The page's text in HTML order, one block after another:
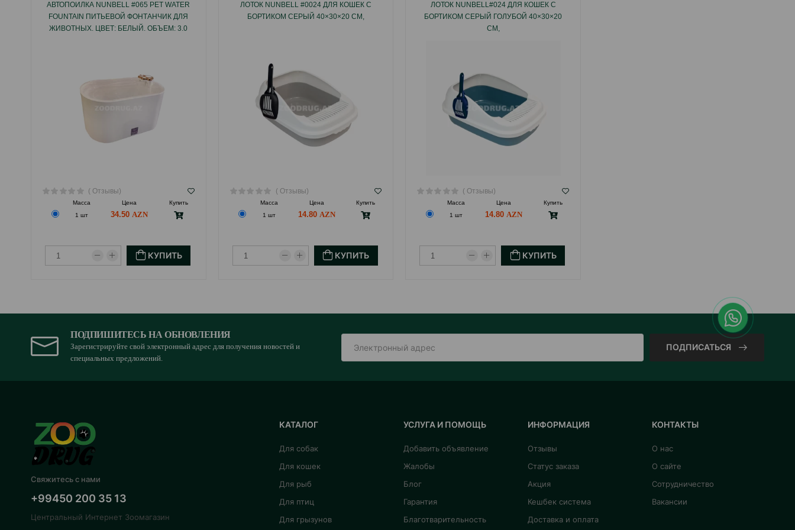
АВТОПОИЛКА NUNBELL #065 PET WATER
FOUNTAIN ПИТЬЕВОЙ ФОНТАНЧИК ДЛЯ
ЖИВОТНЫХ. ЦВЕТ: БЕЛЫЙ. ОБЪЕМ: 3.0
( Отзывы)
Масса Цена
Купить
1 шт
34.50
КУПИТЬ
ЛОТОК NUNBELL #0024 ДЛЯ КОШЕК С
БОРТИКОМ СЕРЫЙ 40×30×20 СМ,
( Отзывы)
Масса Цена
Купить
1 шт
14.80
КУПИТЬ
ЛОТОК NUNBELL#024 ДЛЯ КОШЕК С
БОРТИКОМ СЕРЫЙ ГОЛУБОЙ 40×30×20
СМ,
( Отзывы)
Масса Цена
Купить
1 шт
14.80
КУПИТЬ
ПОДПИШИТЕСЬ НА ОБНОВЛЕНИЯ
Зарегистрируйте свой электронный адрес для получения новостей и
специальных предложений.
ПОДПИСАТЬСЯ
Свяжитесь с нами
+99450 200 35 13
Центральный Интернет Зоомагазин
КАТАЛОГ
Для собак
Для кошек
Для рыб
Для птиц
Для грызунов
УСЛУГА И ПОМОЩЬ
Добавить объявление
Жалобы
Блог
Гарантия
Благотварительность
ИНФОРМАЦИЯ
Отзывы
Статус заказа
Акция
Кешбек система
Доставка и оплата
КОНТАКТЫ
О нас
О сайте
Сотрудничество
Вакансии